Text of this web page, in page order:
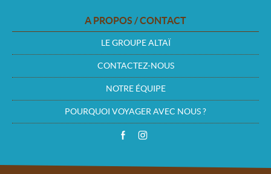
A PROPOS / CONTACT
LE GROUPE ALTAÏ
CONTACTEZ-NOUS
NOTRE ÉQUIPE
POURQUOI VOYAGER AVEC NOUS ?